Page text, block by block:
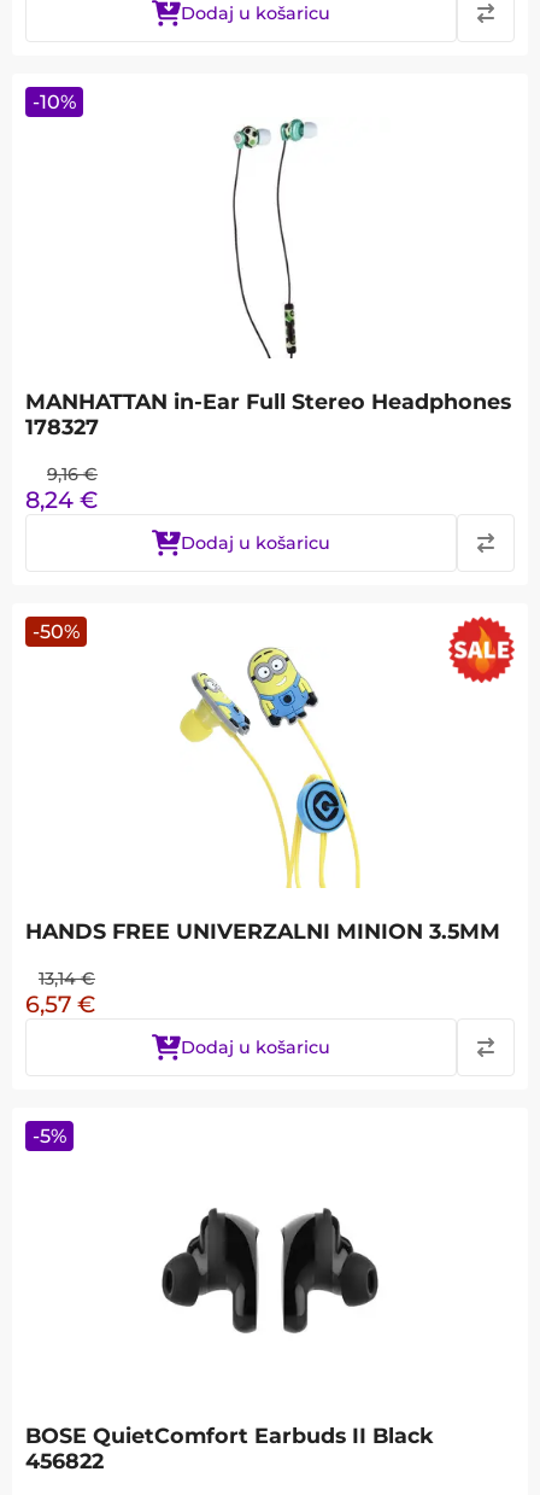
Dodaj u košaricu
MANHATTAN in-Ear Full Stereo Headphones
178327
9,16 €
8,24 €
Dodaj u košaricu
-10%
HANDS FREE UNIVERZALNI MINION 3.5MM
13,14 €
6,57 €
Dodaj u košaricu
-50%
BOSE QuietComfort Earbuds II Black
456822
-5%